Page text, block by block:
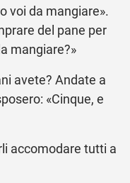
voi da mangiare».
del pane per
mangiare?»
avete? Andate a
«Cinque, e
accomodare tutti a